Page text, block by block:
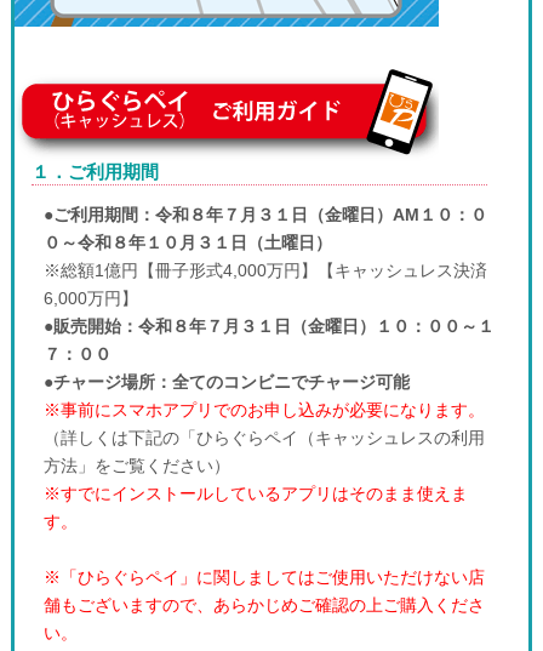
１．ご利用期間
●ご利用期間：令和８年７月３１日（金曜日）AM１０：０
０～令和８年１０月３１日（土曜日）
※総額1億円【冊子形式4,000万円】【キャッシュレス決済
6,000万円】
●販売開始：令和８年７月３１日（金曜日）１０：００～１
７：００
●チャージ場所：全てのコンビニでチャージ可能
※事前にスマホアプリでのお申し込みが必要になります。
（詳しくは下記の「ひらぐらペイ（キャッシュレスの利用
方法」をご覧ください）
※すでにインストールしているアプリはそのまま使えま
す。
※「ひらぐらペイ」に関しましてはご使用いただけない店
舗もございますので、あらかじめご確認の上ご購入くださ
い。